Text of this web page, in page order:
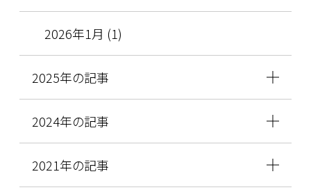
2026年1月 (1)
2025年の記事
2024年の記事
2021年の記事